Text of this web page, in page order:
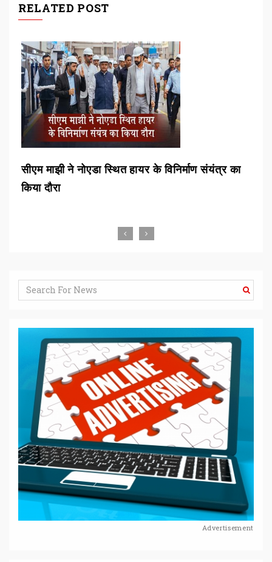
RELATED POST
सीएम माझी ने नोएडा स्थित हायर के विनिर्माण संयंत्र का
किया दौरा
Advertisement